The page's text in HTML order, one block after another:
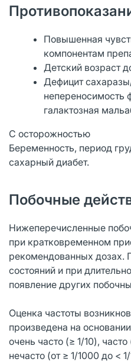
Повышенная
компонентам
Детский возраст
Дефицит
непереносимость
галактозная
С осторожностью
Беременность, период
сахарный диабет.
Побочные
Нижеперечисленные
при кратковременном
рекомендованных дозах.
состояний и при
появление других
Оценка частоты
произведена на
очень часто (≥ 1/10), часто
нечасто (от ≥ 1/1000 до <